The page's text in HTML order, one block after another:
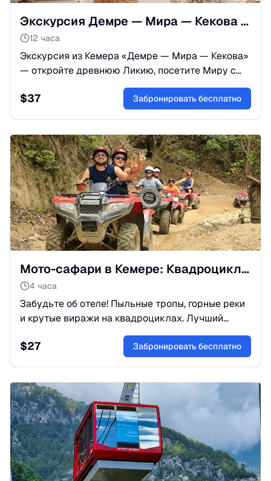
Экскурсия Демре — Мира — Кекова из Кемера
12 часа
Экскурсия из Кемера «Демре — Мира — Кекова»
— откройте древнюю Ликию, посетите Миру с
амфитеатром, церковь Святого Николая и
морскую прогулку к Кекове.
$37 Забронировать бесплатно
Мото-сафари в Кемере: Квадроциклы по каньонам
4 часа
Забудьте об отеле! Пыльные тропы, горные реки
и крутые виражи на квадроциклах. Лучший
способ встряхнуться и увидеть дикую Турцию.
Фото и видео включены!
$27 Забронировать бесплатно